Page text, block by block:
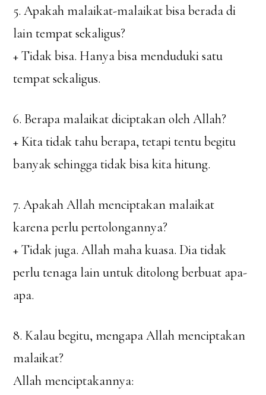
5. Apakah malaikat-malaikat bisa berada di
lain tempat sekaligus?
+ Tidak bisa. Hanya bisa menduduki satu
tempat sekaligus.
6. Berapa malaikat diciptakan oleh Allah?
+ Kita tidak tahu berapa, tetapi tentu begitu
banyak sehingga tidak bisa kita hitung.
7. Apakah Allah menciptakan malaikat
karena perlu pertolongannya?
+ Tidak juga. Allah maha kuasa. Dia tidak
perlu tenaga lain untuk ditolong berbuat apa-
apa.
8. Kalau begitu, mengapa Allah menciptakan
malaikat?
Allah menciptakannya: